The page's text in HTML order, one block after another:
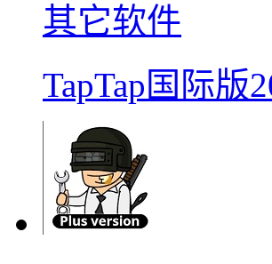
其它软件
TapTap国际版